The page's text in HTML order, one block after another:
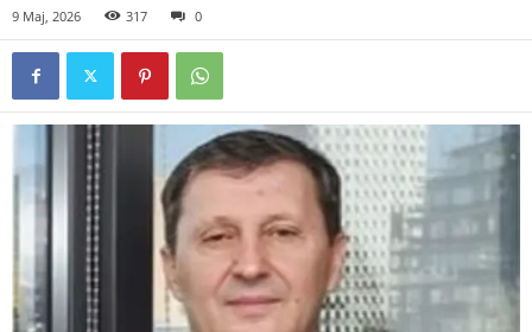
9 Maj, 2026 317 0